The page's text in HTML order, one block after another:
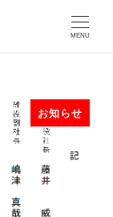
MENU
お知らせ